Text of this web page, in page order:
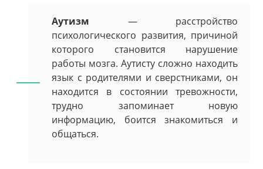
Аутизм — расстройство
психологического развития, причиной
которого становится нарушение
работы мозга. Аутисту сложно находить
язык с родителями и сверстниками, он
находится в состоянии тревожности,
трудно запоминает новую
информацию, боится знакомиться и
общаться.